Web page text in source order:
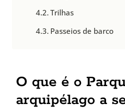
Trilhas
Passeios de barco
O que é o
arquipélago a